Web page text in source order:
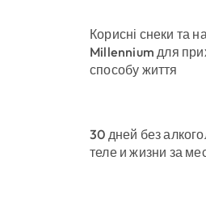
Корисні снеки та
Millennium для
способу життя
30 дней без
теле и жизни за